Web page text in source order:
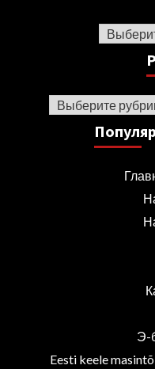
Архив
Рубрики
Э-
Eesti keele